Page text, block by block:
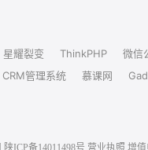
星耀裂变 ThinkPHP 微信
CRM管理系统 慕课网
陕ICP备14011498号 营业执照 增